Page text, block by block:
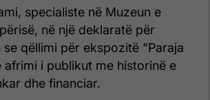
specialiste në Muzeun e
në një deklaratë për
qëllimi për ekspozitë “Paraja
afrimi i publikut me historinë e
dhe financiar.